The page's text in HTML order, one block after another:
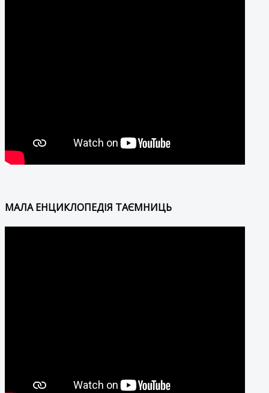
МАЛА ЕНЦИКЛОПЕДІЯ ТАЄМНИЦЬ